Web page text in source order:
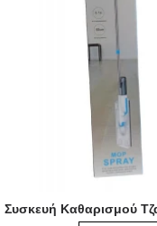
Συσκευή Καθαρισμού